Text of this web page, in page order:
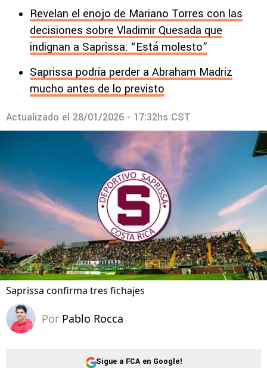
Revelan el enojo de Mariano Torres con las
decisiones sobre Vladimir Quesada que
indignan a Saprissa: “Está molesto”
Saprissa podría perder a Abraham Madriz
mucho antes de lo previsto
Actualizado el 28/01/2026 - 17:32hs CST
Saprissa confirma tres fichajes
Por Pablo Rocca
Sigue a FCA en Google!